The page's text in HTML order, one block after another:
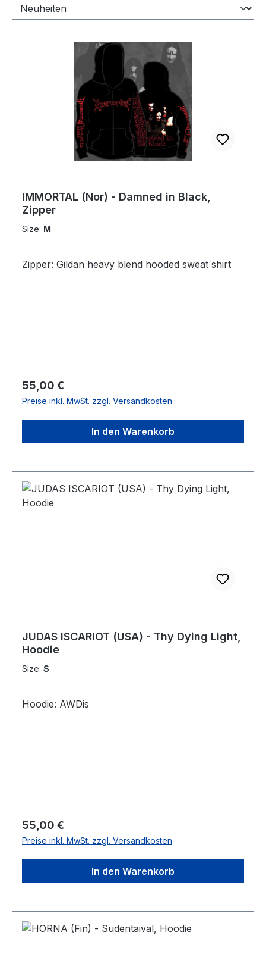
IMMORTAL (Nor) - Damned in Black,
Zipper
Size: M
Zipper: Gildan heavy blend hooded sweat shirt
Regulärer Preis:
55,00 €
Preise inkl. MwSt. zzgl. Versandkosten
In den Warenkorb
JUDAS ISCARIOT (USA) - Thy Dying Light,
Hoodie
Size: S
Hoodie: AWDis
Regulärer Preis:
55,00 €
Preise inkl. MwSt. zzgl. Versandkosten
In den Warenkorb